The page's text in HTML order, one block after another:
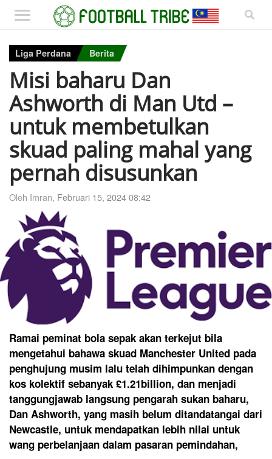
Liga Perdana Berita
Misi baharu Dan
Ashworth di Man Utd –
untuk membetulkan
skuad paling mahal yang
pernah disusunkan
Oleh Imran, Februari 15, 2024 08:42
Ramai peminat bola sepak akan terkejut bila
mengetahui bahawa skuad Manchester United pada
penghujung musim lalu telah dihimpunkan dengan
kos kolektif sebanyak £1.21billion, dan menjadi
tanggungjawab langsung pengarah sukan baharu,
Dan Ashworth, yang masih belum ditandatangai dari
Newcastle, untuk mendapatkan lebih nilai untuk
wang perbelanjaan dalam pasaran pemindahan,